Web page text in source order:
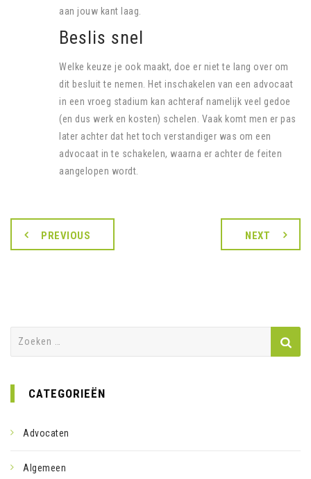
aan jouw kant laag.
Beslis snel
Welke keuze je ook maakt, doe er niet te lang over om
dit besluit te nemen. Het inschakelen van een advocaat
in een vroeg stadium kan achteraf namelijk veel gedoe
(en dus werk en kosten) schelen. Vaak komt men er pas
later achter dat het toch verstandiger was om een
advocaat in te schakelen, waarna er achter de feiten
aangelopen wordt.
PREVIOUS NEXT
CATEGORIEËN
Advocaten
Algemeen